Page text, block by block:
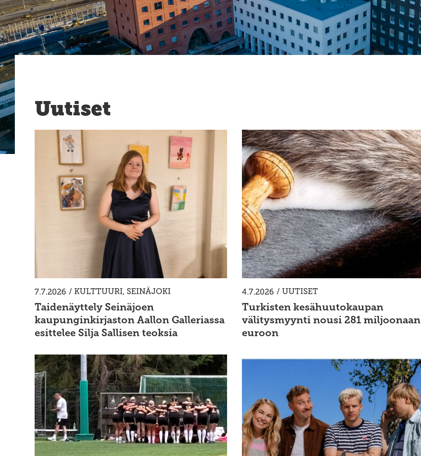
Uutiset
7.7.2026 / KULTTUURI, SEINÄJOKI
Taidenäyttely Seinäjoen
kaupunginkirjaston Aallon Galleriassa
esittelee Silja Sallisen teoksia
4.7.2026 / UUTISET
Turkisten kesähuutokaupan
välitysmyynti nousi 281 miljoonaan
euroon